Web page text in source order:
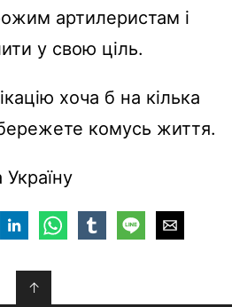
артилеристам і
у свою ціль.
хоча б на кілька
комусь життя.
↑